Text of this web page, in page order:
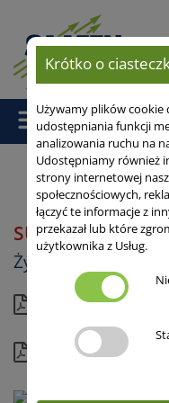
Strona główna// SU IVAR
SU IVAR
Żyto ozime
Aktualna karta
Kompletny profil
Krótko o
Używamy plików cookie
udostępniania funkcji
analizowania ruchu na
Udostępniamy również
strony internetowej
społecznościowych,
łączyć te informacje z
przekazał lub które
użytkownika z Usług.